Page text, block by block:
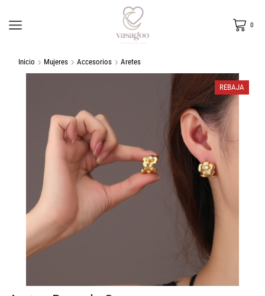
0
Inicio Mujeres Accesorios Aretes
REBAJA